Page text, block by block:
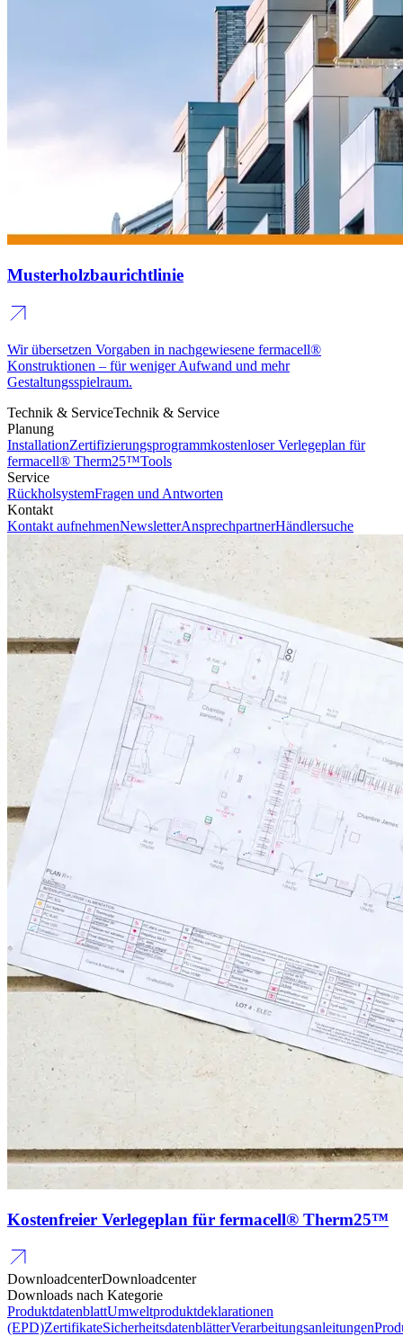
Musterholzbaurichtlinie
Wir übersetzen Vorgaben in nachgewiesene fermacell®
Konstruktionen – für weniger Aufwand und mehr
Gestaltungsspielraum.
Technik & ServiceTechnik & Service
Planung
InstallationZertifizierungsprogrammkostenloser Verlegeplan für
fermacell® Therm25™Tools
Service
RückholsystemFragen und Antworten
Kontakt
Kontakt aufnehmenNewsletterAnsprechpartnerHändlersuche
Kostenfreier Verlegeplan für fermacell® Therm25™
DownloadcenterDownloadcenter
Downloads nach Kategorie
ProduktdatenblattUmweltproduktdeklarationen
(EPD)ZertifikateSicherheitsdatenblätterVerarbeitungsanleitungen